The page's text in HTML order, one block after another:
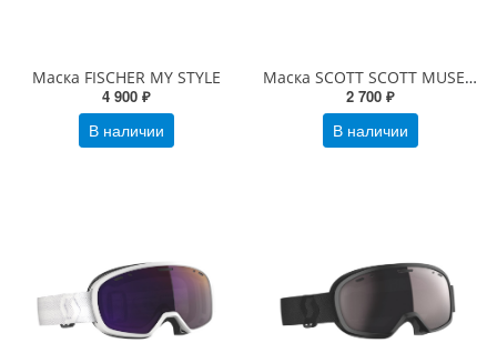
Маска FISCHER MY STYLE
4 900 ₽
В наличии
Маска SCOTT SCOTT MUSE PRO grenadine orange/riverside blue / enhancer green chrome
2 700 ₽
В наличии